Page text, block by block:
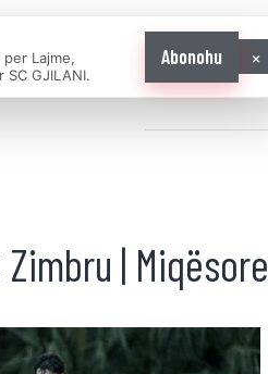
Home News
| Miqësore
Lajme,
GJILANI.
Abonohu ×